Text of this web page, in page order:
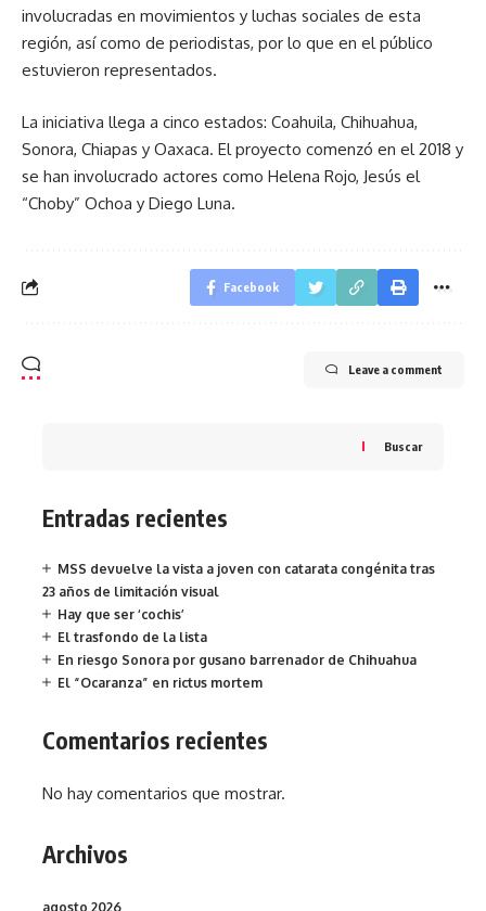
involucradas en movimientos y luchas sociales de esta
región, así como de periodistas, por lo que en el público
estuvieron representados.
La iniciativa llega a cinco estados: Coahuila, Chihuahua,
Sonora, Chiapas y Oaxaca. El proyecto comenzó en el 2018 y
se han involucrado actores como Helena Rojo, Jesús el
“Choby” Ochoa y Diego Luna.
Facebook
Leave a comment
Buscar
Entradas recientes
MSS devuelve la vista a joven con catarata congénita tras
23 años de limitación visual
Hay que ser ‘cochis’
El trasfondo de la lista
En riesgo Sonora por gusano barrenador de Chihuahua
El “Ocaranza” en rictus mortem
Comentarios recientes
No hay comentarios que mostrar.
Archivos
agosto 2026